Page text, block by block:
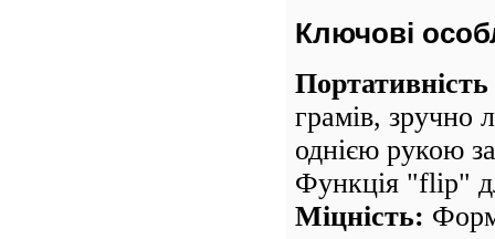
Ключові
грамів, зручно
однією рукою
Функція "flip"
Міцність: